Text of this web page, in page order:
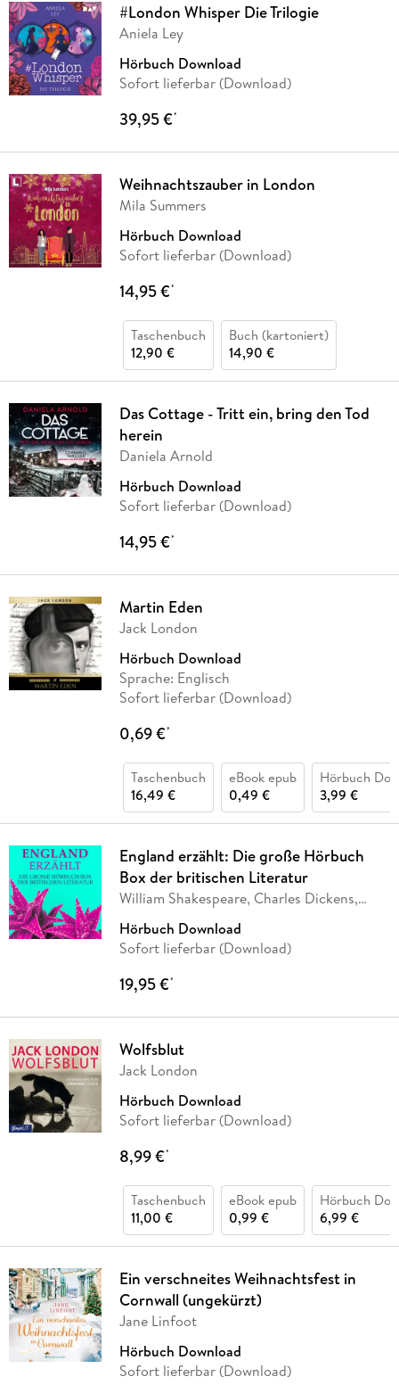
#London Whisper Die Trilogie
Aniela Ley
Hörbuch Download
Sofort lieferbar (Download)
39,95 €*
Weihnachtszauber in London
Mila Summers
Hörbuch Download
Sofort lieferbar (Download)
14,95 €*
Taschenbuch
12,90 €
Buch (kartoniert)
14,90 €
Das Cottage - Tritt ein, bring den Tod
herein
Daniela Arnold
Hörbuch Download
Sofort lieferbar (Download)
14,95 €*
Martin Eden
Jack London
Hörbuch Download
Sprache: Englisch
Sofort lieferbar (Download)
0,69 €*
Taschenbuch
16,49 €
eBook epub
0,49 €
Hörbuch
3,99 €
England erzählt: Die große Hörbuch
Box der britischen Literatur
William Shakespeare, Charles Dickens,
Arthur
…
Hörbuch Download
Sofort lieferbar (Download)
19,95 €*
Wolfsblut
Jack London
Hörbuch Download
Sofort lieferbar (Download)
8,99 €*
Taschenbuch
11,00 €
eBook epub
0,99 €
Hörbuch
6,99 €
Ein verschneites Weihnachtsfest in
Cornwall (ungekürzt)
Jane Linfoot
Hörbuch Download
Sofort lieferbar (Download)